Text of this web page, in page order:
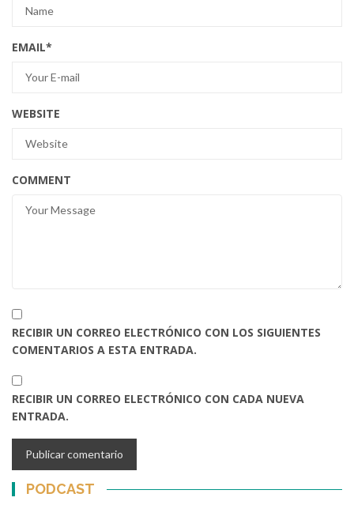
EMAIL*
WEBSITE
COMMENT
RECIBIR UN CORREO ELECTRÓNICO CON LOS SIGUIENTES
COMENTARIOS A ESTA ENTRADA.
RECIBIR UN CORREO ELECTRÓNICO CON CADA NUEVA
ENTRADA.
PODCAST